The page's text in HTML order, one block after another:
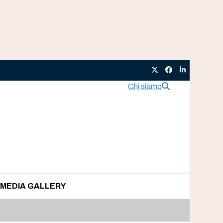
TwitterFacebook
LinkedIn
Chi siamo
MEDIA GALLERY